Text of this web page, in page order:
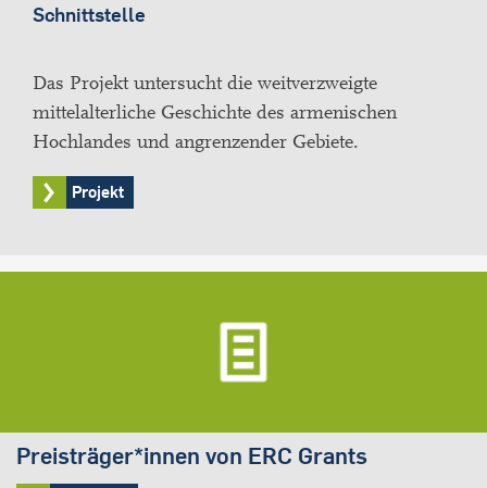
Schnittstelle
Das Projekt untersucht die weitverzweigte
mittelalterliche Geschichte des armenischen
Hochlandes und angrenzender Gebiete.
Projekt
Preisträger*innen von ERC Grants